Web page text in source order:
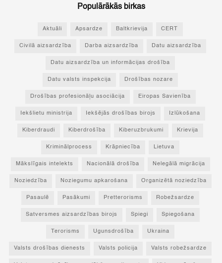
Populārākās birkas
Aktuāli Apsardze Baltkrievija CERT
Civilā aizsardzība Darba aizsardzība Datu aizsardzība
Datu aizsardzība un informācijas drošība
Datu valsts inspekcija Drošības nozare
Drošības profesionāļu asociācija Eiropas Savienība
Iekšlietu ministrija Iekšējās drošības birojs Izlūkošana
Kiberdraudi Kiberdrošība Kiberuzbrukumi Krievija
Kriminālprocess Krāpniecība Lietuva
Mākslīgais intelekts Nacionālā drošība Nelegālā migrācija
Noziedzība Noziegumu apkarošana Organizētā noziedzība
Pasaulē Pasākumi Pretterorisms Robežsardze
Satversmes aizsardzības birojs Spiegi Spiegošana
Terorisms Ugunsdrošība Ukraina
Valsts drošības dienests Valsts policija Valsts robežsardze